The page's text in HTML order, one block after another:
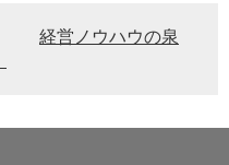
経営ノウハウの泉